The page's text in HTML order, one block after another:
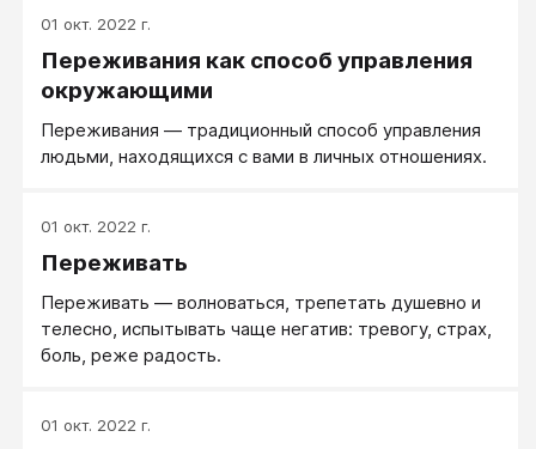
01 окт. 2022 г.
Переживания как способ управления
окружающими
Переживания — традиционный способ управления
людьми, находящихся с вами в личных отношениях.
01 окт. 2022 г.
Переживать
Переживать — волноваться, трепетать душевно и
телесно, испытывать чаще негатив: тревогу, страх,
боль, реже радость.
01 окт. 2022 г.